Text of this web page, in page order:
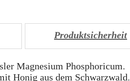
Produktsicherheit
Magnesium Phosphoricum.
Honig aus dem Schwarzwald.